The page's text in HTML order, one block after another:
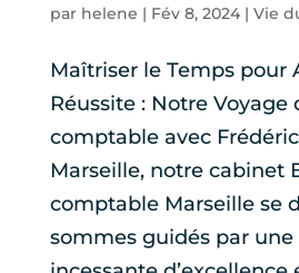
par helene | Fév 8, 2024| Vie
Maîtriser le Temps pour
Réussite : Notre Voyage
comptable avec
Marseille, notre cabinet
comptable Marseille se
sommes guidés par